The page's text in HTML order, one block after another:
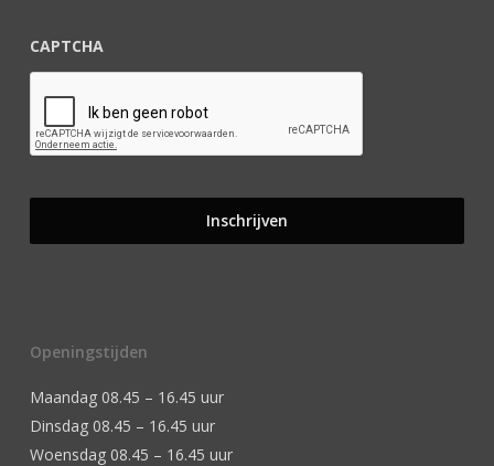
CAPTCHA
Openingstijden
Maandag 08.45 – 16.45 uur
Dinsdag 08.45 – 16.45 uur
Woensdag 08.45 – 16.45 uur